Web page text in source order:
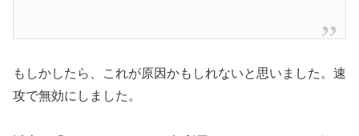
もしかしたら、これが原因かもしれないと思いました。速
攻で無効にしました。